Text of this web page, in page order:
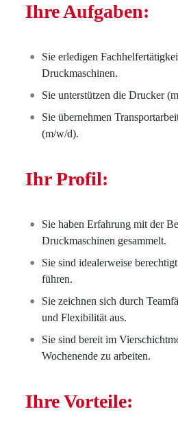
Ihre Aufgaben:
Sie erledigen
Druckmaschinen.
Sie unterstützen die Drucker
Sie übernehmen
(m/w/d).
Ihr Profil:
Sie haben Erfahrung mit der
Druckmaschinen gesammelt.
Sie sind idealerweise
führen.
Sie zeichnen sich durch
und Flexibilität aus.
Sie sind bereit im
Wochenende zu arbeiten.
Ihre Vorteile: